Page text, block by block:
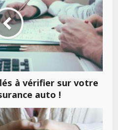
à vérifier sur votre
auto !